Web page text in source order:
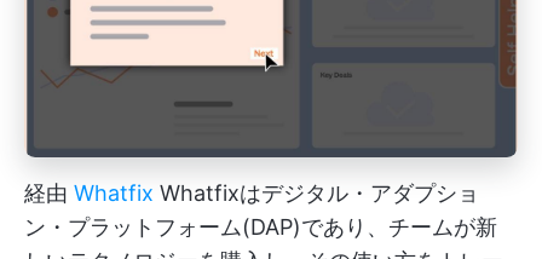
経由 Whatfix Whatfixはデジタル・アダプショ
ン・プラットフォーム(DAP)であり、チームが新